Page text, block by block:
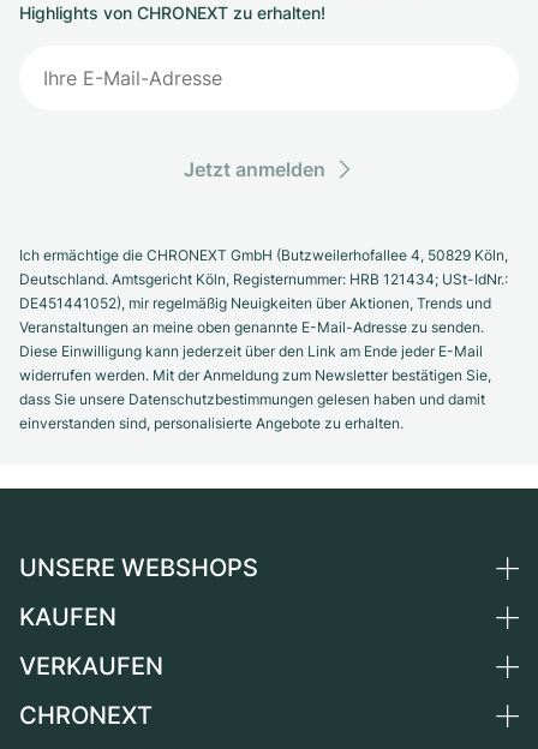
Highlights von CHRONEXT zu erhalten!
Jetzt anmelden
Ich ermächtige die CHRONEXT GmbH (Butzweilerhofallee 4, 50829 Köln,
Deutschland. Amtsgericht Köln, Registernummer: HRB 121434; USt-IdNr.:
DE451441052), mir regelmäßig Neuigkeiten über Aktionen, Trends und
Veranstaltungen an meine oben genannte E-Mail-Adresse zu senden.
Diese Einwilligung kann jederzeit über den Link am Ende jeder E-Mail
widerrufen werden. Mit der Anmeldung zum Newsletter bestätigen Sie,
dass Sie unsere Datenschutzbestimmungen gelesen haben und damit
einverstanden sind, personalisierte Angebote zu erhalten.
UNSERE WEBSHOPS
Deutschland
Schweiz
KAUFEN
Alle Luxusuhren
VERKAUFEN
Uhr verkaufen
CHRONEXT